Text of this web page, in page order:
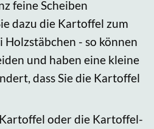
feine Scheiben
dazu die Kartoffel zum
Holzstäbchen - so können
und haben eine kleine
dass Sie die Kartoffel
oder die Kartoffel-